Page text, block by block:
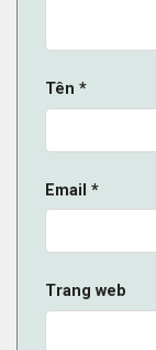
Tên *
Email *
Trang web